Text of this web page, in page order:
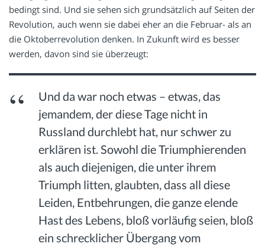
bedingt sind. Und sie sehen sich grundsätzlich auf Seiten der
Revolution, auch wenn sie dabei eher an die Februar- als an
die Oktoberrevolution denken. In Zukunft wird es besser
werden, davon sind sie überzeugt:
Und da war noch etwas – etwas, das
jemandem, der diese Tage nicht in
Russland durchlebt hat, nur schwer zu
erklären ist. Sowohl die Triumphierenden
als auch diejenigen, die unter ihrem
Triumph litten, glaubten, dass all diese
Leiden, Entbehrungen, die ganze elende
Hast des Lebens, bloß vorläufig seien, bloß
ein schrecklicher Übergang vom